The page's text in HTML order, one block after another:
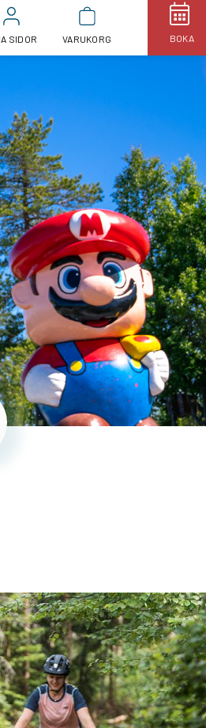
SIDOR VARUKORG BOKA
LIFTAR
12°